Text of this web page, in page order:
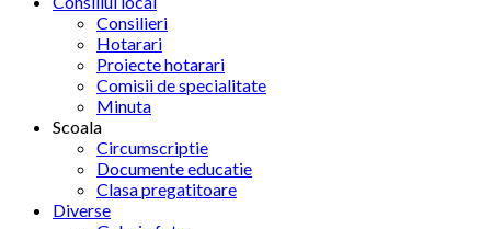
Consilieri
Hotarari
Proiecte hotarari
Comisii de specialitate
Minuta
Scoala
Circumscriptie
Documente educatie
Clasa pregatitoare
Diverse